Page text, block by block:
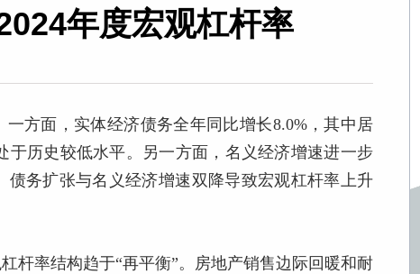
年度宏观杠杆率
方面，实体经济债务全年同比增长8.0%，其中居
于历史较低水平。另一方面，名义经济增速进一步
债务扩张与名义经济增速双降导致宏观杠杆率上升
杆率结构趋于“再平衡”。房地产销售边际回暖和耐